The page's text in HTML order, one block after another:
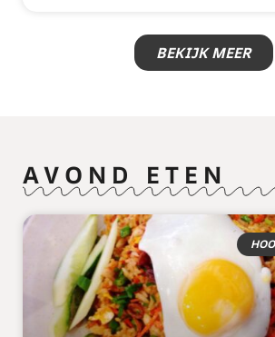
BEKIJK MEER
AVOND ETEN